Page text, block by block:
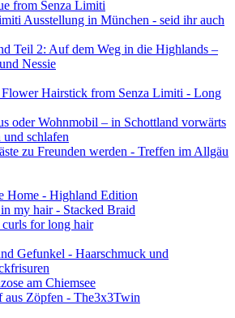
from Senza Limiti
Ausstellung in München - seid ihr auch
Teil 2: Auf dem Weg in die Highlands –
Nessie
Hairstick from Senza Limiti - Long
oder Wohnmobil – in Schottland vorwärts
und schlafen
zu Freunden werden - Treffen im Allgäu
Home - Highland Edition
my hair - Stacked Braid
curls for long hair
Gefunkel - Haarschmuck und
am Chiemsee
aus Zöpfen - The3x3Twin